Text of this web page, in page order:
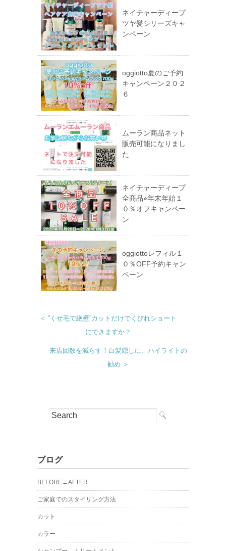
ネイチャーディープ
ツヤ髪シリーズキャ
ンペーン
oggiotto夏のご予約
キャンペーン２０２
６
ムーラン商品ネット
販売可能になりまし
た
ネイチャーディープ
全商品⭐︎年末年始１
０％オフキャンペー
ン
oggiottoレフィル１
０％OFF予約キャン
ペーン
＜ ”くせ毛で絶壁”カットだけでくびれショート
にできますか？
来店回数を減らす！白髪隠しに、ハイライトの
勧め ＞
ブログ
BEFORE→AFTER
ご家庭でのスタイリング方法
カット
カラー